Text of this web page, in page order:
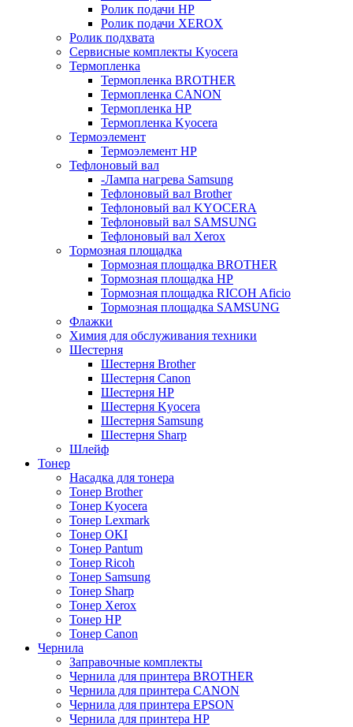
Ролик подачи HP
Ролик подачи XEROX
Ролик подхвата
Сервисные комплекты Kyocera
Термопленка
Термопленка BROTHER
Термопленка CANON
Термопленка HP
Термопленка Kyocera
Термоэлемент
Термоэлемент НР
Тефлоновый вал
-Лампа нагрева Samsung
Тефлоновый вал Brother
Тефлоновый вал KYOCERA
Тефлоновый вал SAMSUNG
Тефлоновый вал Xerox
Тормозная площадка
Тормозная площадка BROTHER
Тормозная площадка HP
Тормозная площадка RICOH Aficio
Тормозная площадка SAMSUNG
Флажки
Химия для обслуживания техники
Шестерня
Шестерня Brother
Шестерня Canon
Шестерня HP
Шестерня Kyocera
Шестерня Samsung
Шестерня Sharp
Шлейф
Тонер
Насадка для тонера
Тонер Brother
Тонер Kyocera
Тонер Lexmark
Тонер OKI
Тонер Pantum
Тонер Ricoh
Тонер Samsung
Тонер Sharp
Тонер Xerox
Тонер НР
Тонер Саnon
Чернила
Заправочные комплекты
Чернила для принтера BROTHER
Чернила для принтера CANON
Чернила для принтера EPSON
Чернила для принтера HP